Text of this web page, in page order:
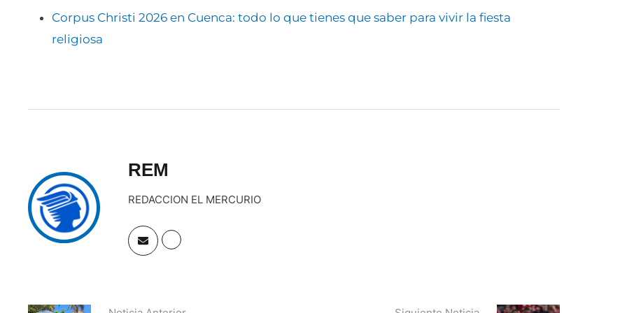
Corpus Christi 2026 en Cuenca: todo lo que tienes que saber para vivir la fiesta
religiosa
REM
REDACCION EL MERCURIO